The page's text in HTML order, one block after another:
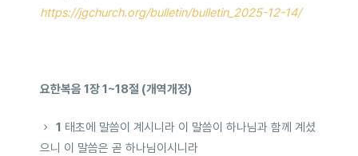
https://jgchurch.org/bulletin/bulletin_2025-12-14/
요한복음 1장 1~18절 (개역개정)
1 태초에 말씀이 계시니라 이 말씀이 하나님과 함께 계셨
으니 이 말씀은 곧 하나님이시니라